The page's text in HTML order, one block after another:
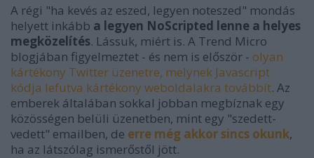
A régi "ha kevés az eszed, legyen noteszed" mondás
helyett inkább a legyen NoScripted lenne a helyes
megközelítés. Lássuk, miért is. A Trend Micro
blogjában figyelmeztet - és nem is először - olyan
kártékony Twitter üzenetre, melynek Javascript
kódja lefutva kártékony weboldalakra továbbít. Az
emberek általában sokkal jobban megbíznak egy
közösségen belüli üzenetben, mint egy "szedett-
vedett" emailben, de erre még akkor sincs okunk,
ha az látszólag ismerőstől jött.